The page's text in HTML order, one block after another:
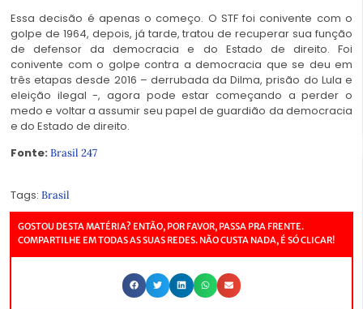
Essa decisão é apenas o começo. O STF foi conivente com o
golpe de 1964, depois, já tarde, tratou de recuperar sua função
de defensor da democracia e do Estado de direito. Foi
conivente com o golpe contra a democracia que se deu em
três etapas desde 2016 – derrubada da Dilma, prisão do Lula e
eleição ilegal -, agora pode estar começando a perder o
medo e voltar a assumir seu papel de guardião da democracia
e do Estado de direito.
Fonte: Brasil 247
Tags: Brasil
GOSTOU DESTA MATÉRIA? ENTÃO, POR FAVOR, PASSA PRA FRENTE.
COMPARTILHE EM TODAS AS SUAS REDES. NÃO CUSTA NADA, É SÓ CLICAR!